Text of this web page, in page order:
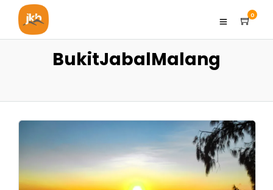
0
BukitJabalMalang